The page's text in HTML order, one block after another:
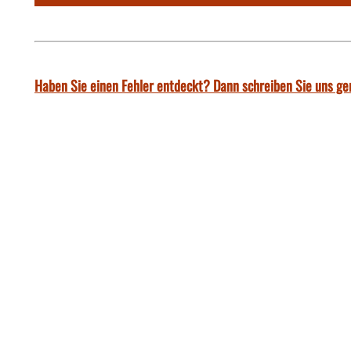
Haben Sie einen Fehler entdeckt? Dann schreiben Sie uns